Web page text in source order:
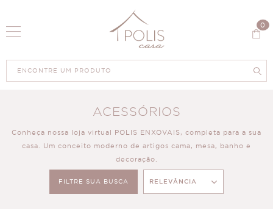
0
ACESSÓRIOS
Conheça nossa loja virtual POLIS ENXOVAIS, completa para a sua
casa. Um conceito moderno de artigos cama, mesa, banho e
decoração.
FILTRE SUA BUSCA RELEVÂNCIA